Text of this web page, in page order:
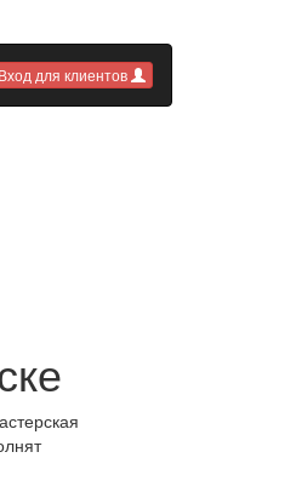
Вход для клиентов